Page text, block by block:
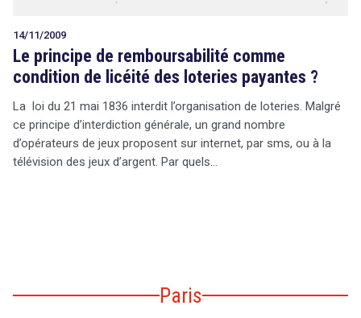
14/11/2009
Le principe de remboursabilité comme
condition de licéité des loteries payantes ?
La loi du 21 mai 1836 interdit l’organisation de loteries. Malgré
ce principe d’interdiction générale, un grand nombre
d’opérateurs de jeux proposent sur internet, par sms, ou à la
télévision des jeux d’argent. Par quels…
Paris